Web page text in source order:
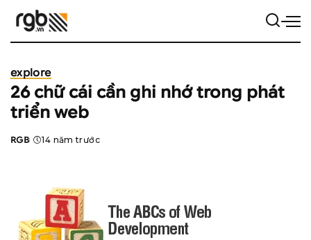
explore
26 chữ cái cần ghi nhớ trong phát
triển web
Posted
RGB 14 năm trước